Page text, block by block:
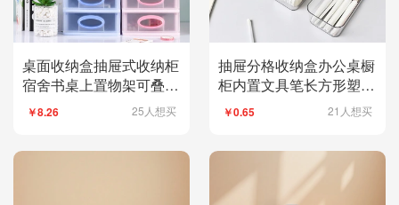
桌面收纳盒抽屉式收纳柜
宿舍书桌上置物架可叠加
储物整理盒
￥8.26 25人想买
抽屉分格收纳盒办公桌橱
柜内置文具笔长方形塑料
书桌整理小放置盒
￥0.65 21人想买